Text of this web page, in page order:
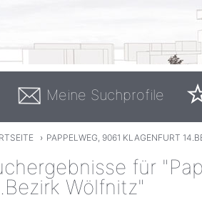
Meine Suchprofile
› PAPPELWEG, 9061 KLAGENFURT
für
Wölfnitz"